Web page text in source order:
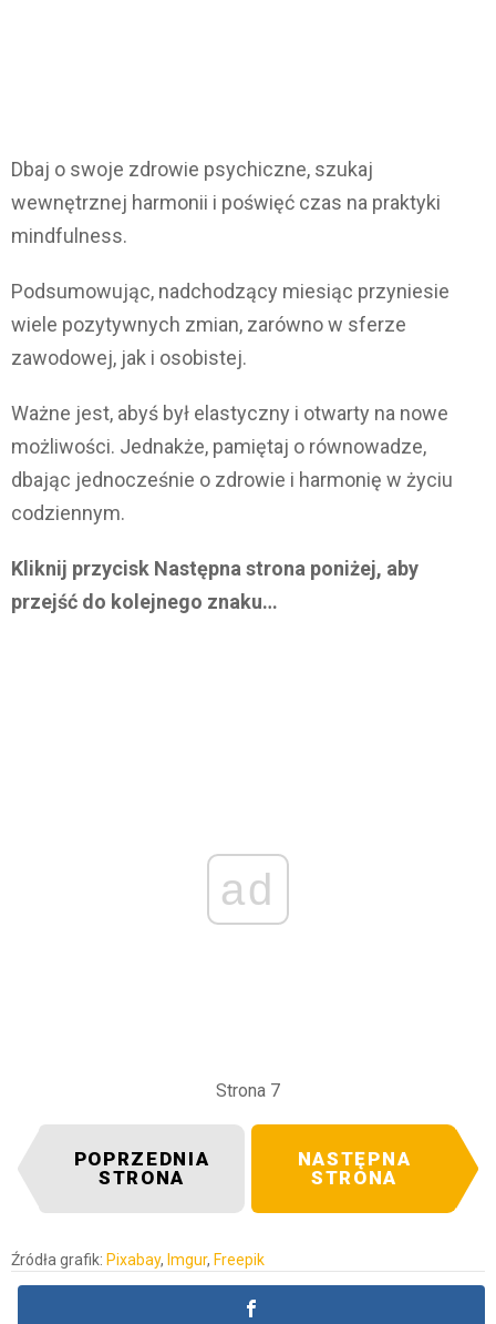
Dbaj o swoje zdrowie psychiczne, szukaj
wewnętrznej harmonii i poświęć czas na praktyki
mindfulness.
Podsumowując, nadchodzący miesiąc przyniesie
wiele pozytywnych zmian, zarówno w sferze
zawodowej, jak i osobistej.
Ważne jest, abyś był elastyczny i otwarty na nowe
możliwości. Jednakże, pamiętaj o równowadze,
dbając jednocześnie o zdrowie i harmonię w życiu
codziennym.
Kliknij przycisk Następna strona poniżej, aby
przejść do kolejnego znaku…
ad
Strona 7
POPRZEDNIA
STRONA
NASTĘPNA
STRONA
Źródła grafik: Pixabay, Imgur, Freepik